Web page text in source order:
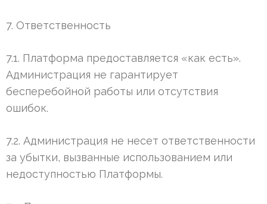
7. Ответственность
7.1. Платформа предоставляется «как есть».
Администрация не гарантирует
бесперебойной работы или отсутствия
ошибок.
7.2. Администрация не несет ответственности
за убытки, вызванные использованием или
недоступностью Платформы.